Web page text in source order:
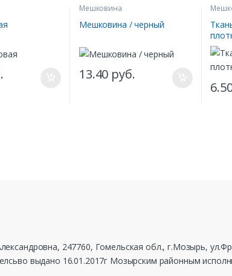
Мешковина
Мешковина / черный
13.40 руб.
247760, Гомельская обл., г.Мозырь,
выдано 16.01.2017г Мозырским районным